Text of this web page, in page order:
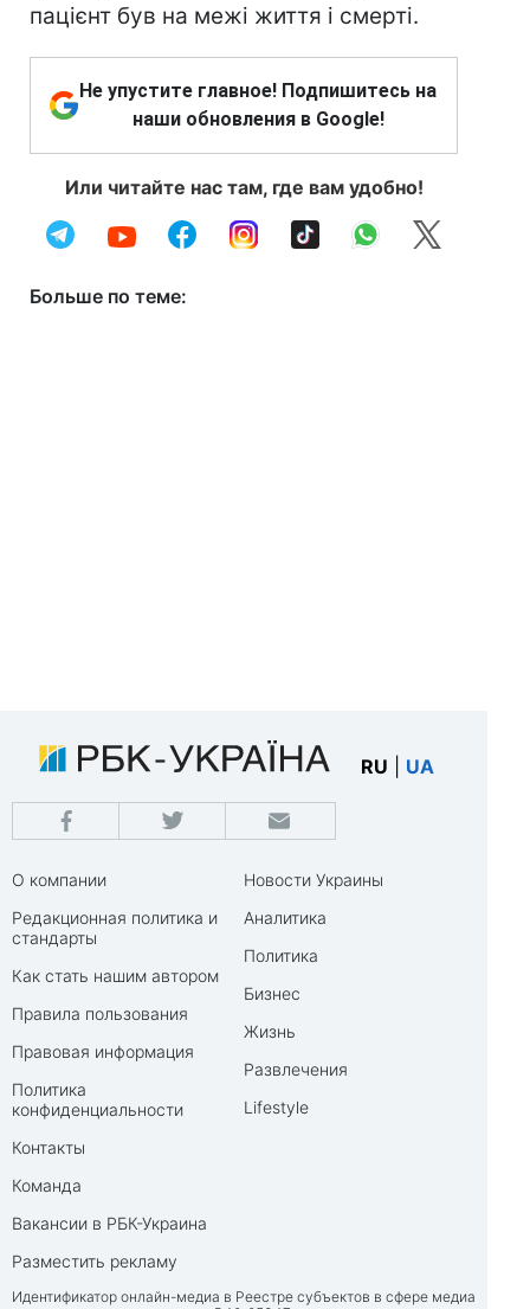
пацієнт був на межі життя і смерті.
Не упустите главное! Подпишитесь на
наши обновления в Google!
Или читайте нас там, где вам удобно!
Больше по теме:
RU UA
О компании
Редакционная политика и
стандарты
Как стать нашим автором
Правила пользования
Правовая информация
Политика
конфиденциальности
Контакты
Команда
Вакансии в РБК-Украина
Разместить рекламу
Новости Украины
Аналитика
Политика
Бизнес
Жизнь
Развлечения
Lifestyle
Идентификатор онлайн-медиа в Реестре субъектов в сфере медиа